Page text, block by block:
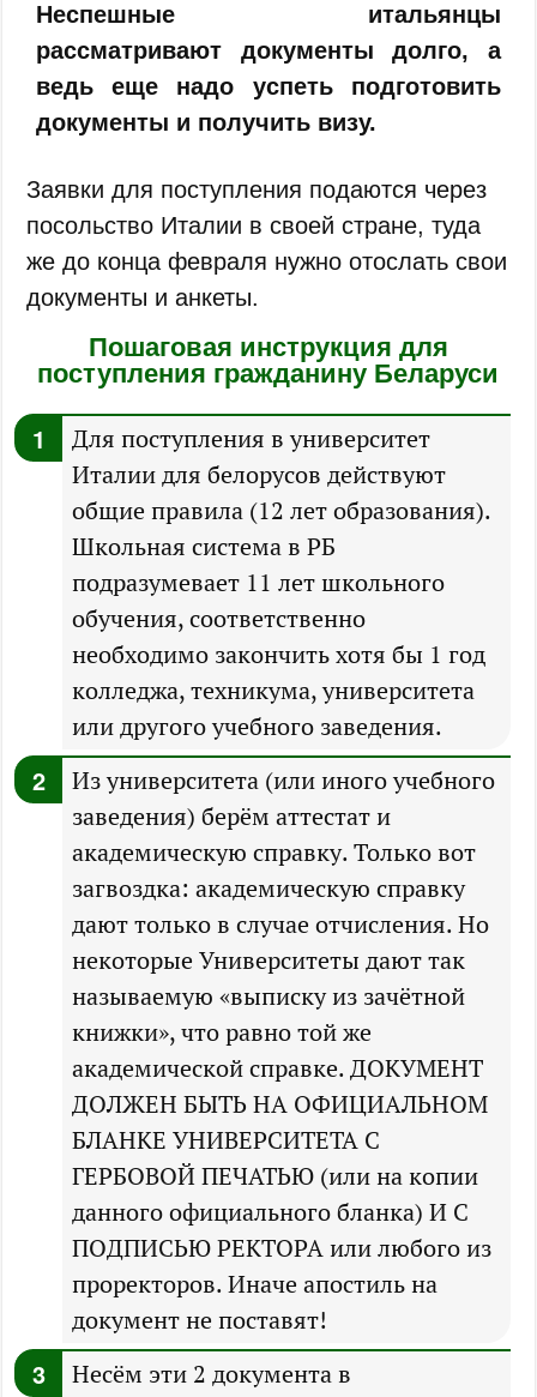
Неспешные итальянцы
рассматривают документы долго, а
ведь еще надо успеть подготовить
документы и получить визу.
Заявки для поступления подаются через
посольство Италии в своей стране, туда
же до конца февраля нужно отослать свои
документы и анкеты.
Пошаговая инструкция для
поступления гражданину Беларуси
Для поступления в университет
Италии для белорусов действуют
общие правила (12 лет образования).
Школьная система в РБ
подразумевает 11 лет школьного
обучения, соответственно
необходимо закончить хотя бы 1 год
колледжа, техникума, университета
или другого учебного заведения.
Из университета (или иного учебного
заведения) берём аттестат и
академическую справку. Только вот
загвоздка: академическую справку
дают только в случае отчисления. Но
некоторые Университеты дают так
называемую «выписку из зачётной
книжки», что равно той же
академической справке. ДОКУМЕНТ
ДОЛЖЕН БЫТЬ НА ОФИЦИАЛЬНОМ
БЛАНКЕ УНИВЕРСИТЕТА С
ГЕРБОВОЙ ПЕЧАТЬЮ (или на копии
данного официального бланка) И С
ПОДПИСЬЮ РЕКТОРА или любого из
проректоров. Иначе апостиль на
документ не поставят!
Несём эти 2 документа в